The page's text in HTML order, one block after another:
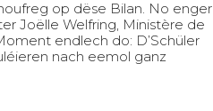
op dëse Bilan. No enger
Joëlle Welfring, Ministère de
endlech do: D’Schüler
nach eemol ganz